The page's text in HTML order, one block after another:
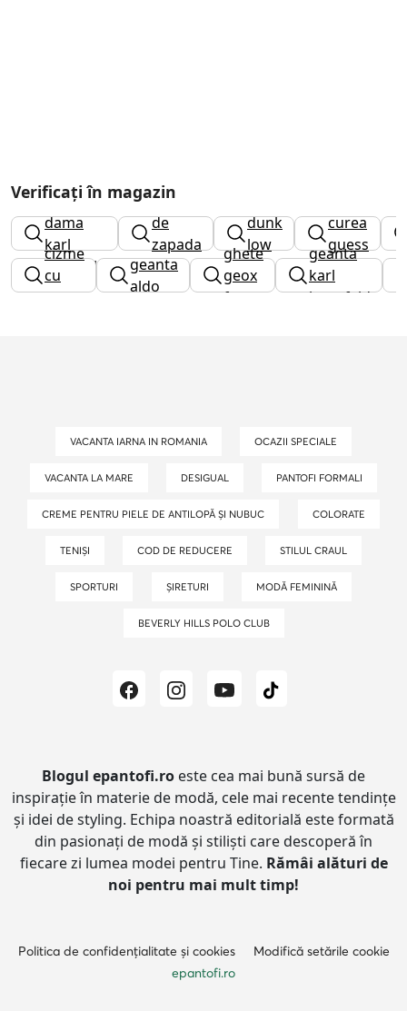
Verificați în magazin
adidasi
dama
karl
lagerfeld
cizme
de
zapada
fete
dunk
low
curea
guess
cizme
cu
toc
geanta
aldo
ghete
geox
fete
geanta
karl
lagerfeld
VACANTA IARNA IN ROMANIA OCAZII SPECIALE
VACANTA LA MARE DESIGUAL PANTOFI FORMALI
CREME PENTRU PIELE DE ANTILOPĂ ȘI NUBUC COLORATE
TENIȘI COD DE REDUCERE STILUL CRAUL
SPORTURI ȘIRETURI MODĂ FEMININĂ
BEVERLY HILLS POLO CLUB
Blogul epantofi.ro este cea mai bună sursă de
inspirație în materie de modă, cele mai recente tendințe
și idei de styling. Echipa noastră editorială este formată
din pasionați de modă și stiliști care descoperă în
fiecare zi lumea modei pentru Tine. Rămâi alături de
noi pentru mai mult timp!
Politica de confidențialitate și cookies
Modifică setările cookie
epantofi.ro